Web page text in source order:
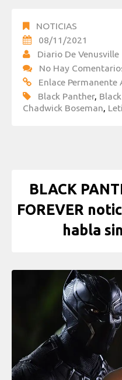
NOTICIAS
08/11/2021
Diario De Venusville
No Hay
Enlace Permanente
Black Panther,
Chadwick Boseman,
BLACK
FOREVER
habla